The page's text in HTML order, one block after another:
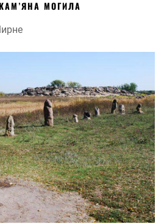
МОГИЛА